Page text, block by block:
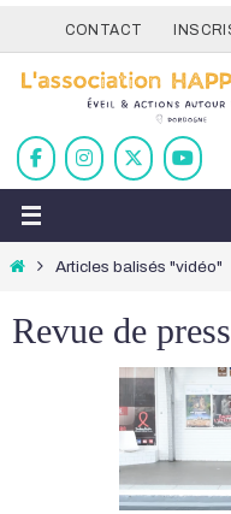
vers
contenu
CONTACT
HomeArticles balisés "vidéo"
Revue de